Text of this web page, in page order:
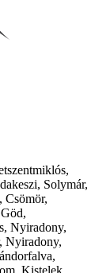
Solymár,
Csömör,
Nyiradony,
Nyiradony,